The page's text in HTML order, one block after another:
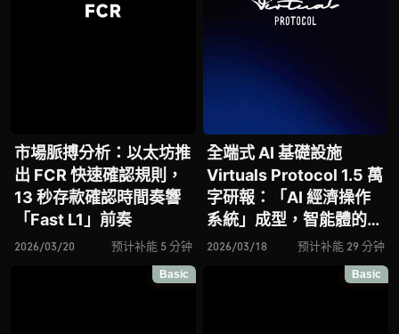
市場脈搏分析：以太坊推
出 FCR 快速確認規則，
13 秒存款確認時間奏響
「Fast L1」前奏
2026/03/20 预计补能 5 分钟
全端式 AI 基礎設施
Virtuals Protocol 1.5 萬
字研報：「AI 經濟操作
系統」成型，智能體的鏈
上協作時代已來？全景式
拆解其專案背景、技術架
構、經濟模型、生態格局
2026/03/18 预计补能 29 分钟
Basic Basic